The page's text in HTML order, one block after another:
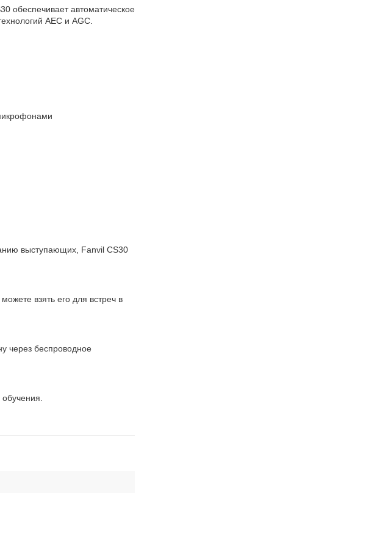
обеспечивает автоматическое
AEC и AGC.
выступающих, Fanvil CS30
взять его для встреч в
через беспроводное